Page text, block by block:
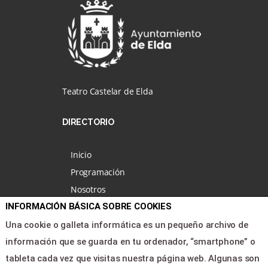
Teatro Castelar de Elda
DIRECTORIO
Inicio
Programación
Nosotros
Noticias
Área clientes
Contacto
INFORMACIÓN BÁSICA SOBRE COOKIES
Una cookie o galleta informática es un pequeño archivo de
información que se guarda en tu ordenador, “smartphone” o
tableta cada vez que visitas nuestra página web. Algunas son